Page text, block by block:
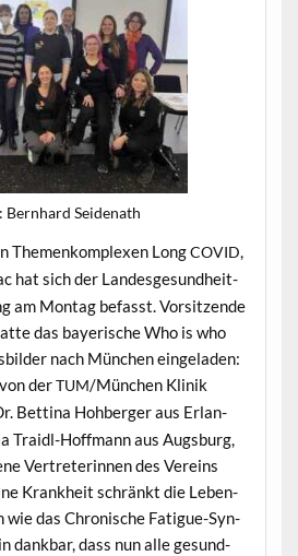
Bern­hard Seidenath
The­menkom­plex­en LongCOVID,
hat sich der Lan­des­ge­sund­heit­
am Mon­tag befasst. Vor­sitzende
das bay­erische Who is who
nach München ein­ge­laden:
derTUM/München Klinik
Bet­ti­na Hohberg­er aus Erlan­
Traidl-Hoff­mann aus Augs­burg,
Vertreterin­nen des Vere­ins
Krankheit schränkt die Leben­
wie das Chro­nis­che Fatigue-Syn­
dankbar, dass nun alle gesund­